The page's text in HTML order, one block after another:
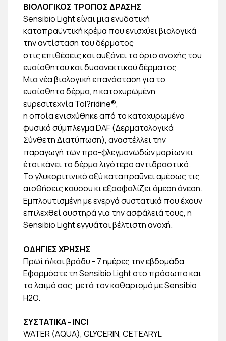
ΒΙΟΛΟΓΙΚΟΣ ΤΡΟΠΟΣ ΔΡΑΣΗΣ
Sensibio Light είναι μια ενυδατική
καταπραϋντική κρέμα που ενισχύει βιολογικά
την αντίσταση του δέρματος
στις επιθέσεις και αυξάνει το όριο ανοχής του
ευαίσθητου και δυσανεκτικού δέρματος.
Μια νέα βιολογική επανάσταση για το
ευαίσθητο δέρμα, η κατοχυρωμένη
ευρεσιτεχνία Tol?ridine®,
η οποία ενισχύθηκε από το κατοχυρωμένο
φυσικό σύμπλεγμα DAF (Δερματολογικά
Σύνθετη Διατύπωση), αναστέλλει την
παραγωγή των προ-φλεγμονωδών μορίων κι
έτσι κάνει το δέρμα λιγότερο αντιδραστικό.
Το γλυκοριτινικό οξύ καταπραΰνει αμέσως τις
αισθήσεις καύσου κι εξασφαλίζει άμεση άνεση.
Εμπλουτισμένη με ενεργά συστατικά που έχουν
επιλεχθεί αυστηρά για την ασφάλειά τους, η
Sensibio Light εγγυάται βέλτιστη ανοχή.
ΟΔΗΓΙΕΣ ΧΡΗΣΗΣ
Πρωί ή/και βράδυ - 7 ημέρες την εβδομάδα
Εφαρμόστε τη Sensibio Light στο πρόσωπο και
το λαιμό σας, μετά τον καθαρισμό με Sensibio
H2O.
ΣΥΣΤΑΤΙΚΑ - INCI
WATER (AQUA), GLYCERIN, CETEARYL